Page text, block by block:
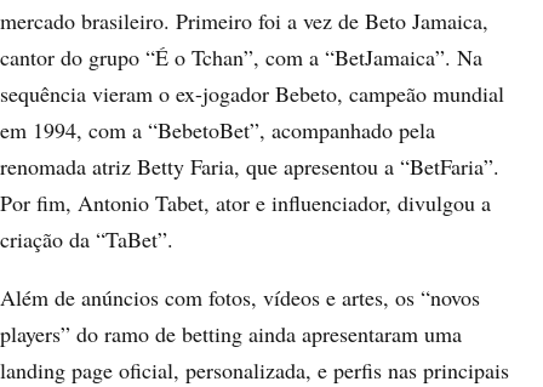
mercado brasileiro. Primeiro foi a vez de Beto Jamaica,
cantor do grupo “É o Tchan”, com a “BetJamaica”. Na
sequência vieram o ex-jogador Bebeto, campeão mundial
em 1994, com a “BebetoBet”, acompanhado pela
renomada atriz Betty Faria, que apresentou a “BetFaria”.
Por fim, Antonio Tabet, ator e influenciador, divulgou a
criação da “TaBet”.
Além de anúncios com fotos, vídeos e artes, os “novos
players” do ramo de betting ainda apresentaram uma
landing page oficial, personalizada, e perfis nas principais